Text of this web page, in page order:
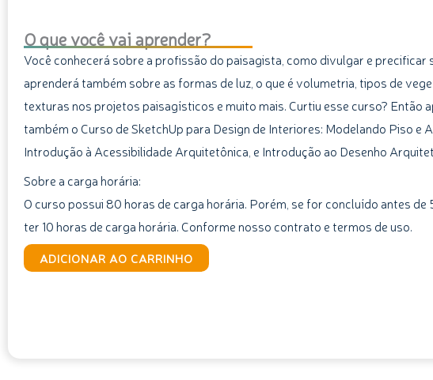
O que você vai aprender?
Você conhecerá sobre a profissão do paisagista, como divulgar e precificar
aprenderá também sobre as formas de luz, o que é volumetria, tipos de
texturas nos projetos paisagísticos e muito mais. Curtiu esse curso? Então
também o Curso de SketchUp para Design de Interiores: Modelando Piso e
Introdução à Acessibilidade Arquitetônica, e Introdução ao Desenho
Sobre a carga horária:
O curso possui 80 horas de carga horária. Porém, se for concluído antes de
ter 10 horas de carga horária. Conforme nosso contrato e termos de uso.
Curso
de
ADICIONAR AO CARRINHO